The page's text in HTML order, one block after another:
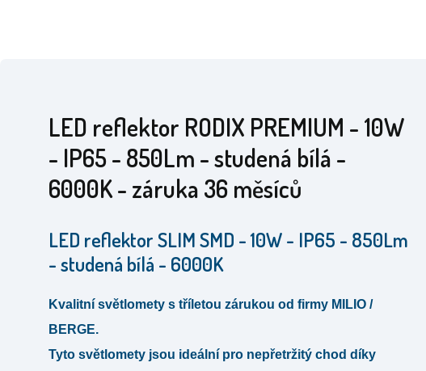
LED reflektor RODIX PREMIUM - 10W
- IP65 - 850Lm - studená bílá -
6000K - záruka 36 měsíců
LED reflektor SLIM SMD - 10W - IP65 - 850Lm
- studená bílá - 6000K
Kvalitní světlomety s tříletou zárukou od firmy MILIO /
BERGE.
Tyto světlomety jsou ideální pro nepřetržitý chod díky